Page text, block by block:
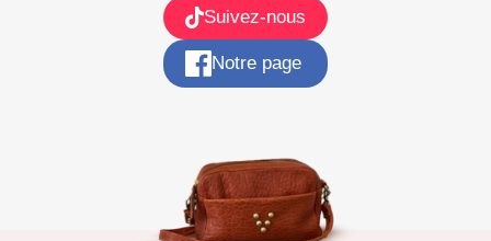
Suivez-nous
Notre page